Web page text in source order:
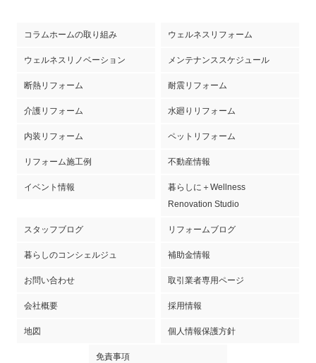
コラムホームの取り組み ウェルネスリフォーム
ウェルネスリノベーション メンテナンススケジュール
断熱リフォーム 耐震リフォーム
介護リフォーム 水廻りリフォーム
内装リフォーム ペットリフォーム
リフォーム施工例 不動産情報
イベント情報
暮らしに＋Wellness
Renovation Studio
スタッフブログ リフォームブログ
暮らしのコンシェルジュ 補助金情報
お問い合わせ 取引業者専用ページ
会社概要 採用情報
地図 個人情報保護方針
免責事項